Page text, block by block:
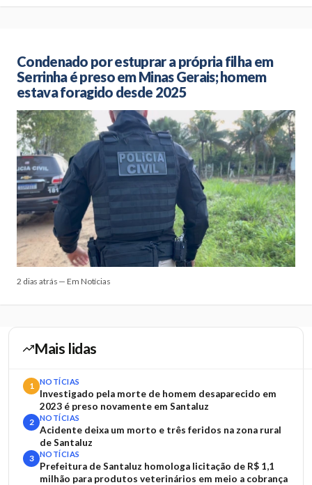
Condenado por estuprar a própria filha em
Serrinha é preso em Minas Gerais; homem
estava foragido desde 2025
2 dias atrás — Em Notícias
Mais lidas
1 NOTÍCIAS
Investigado pela morte de homem desaparecido em
2023 é preso novamente em Santaluz
2 NOTÍCIAS
Acidente deixa um morto e três feridos na zona rural
de Santaluz
3 NOTÍCIAS
Prefeitura de Santaluz homologa licitação de R$ 1,1
milhão para produtos veterinários em meio a cobrança